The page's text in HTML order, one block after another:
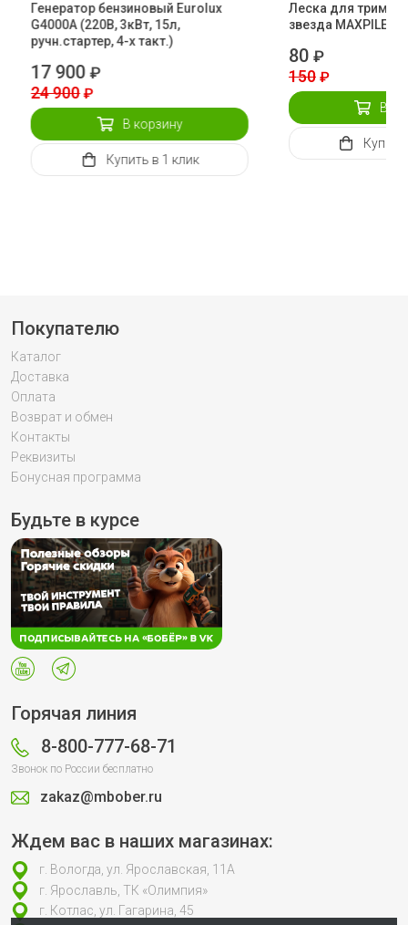
Генератор бензиновый Eurolux
G4000A (220В, 3кВт, 15л,
ручн.стартер, 4-х такт.)
17 900₽
24 900 ₽
В корзину
Купить в 1 клик
Леска для
звезда MAXPILER
80 ₽
150 ₽
В
Купить
Покупателю
Каталог
Доставка
Оплата
Возврат и обмен
Контакты
Реквизиты
Бонусная программа
Будьте в курсе
Горячая линия
8-800-777-68-71
Звонок по России бесплатно
zakaz@mbober.ru
Ждем вас в наших магазинах:
г. Вологда, ул. Ярославская, 11А
г. Ярославль, ТК «Олимпия»
г. Котлас, ул. Гагарина, 45